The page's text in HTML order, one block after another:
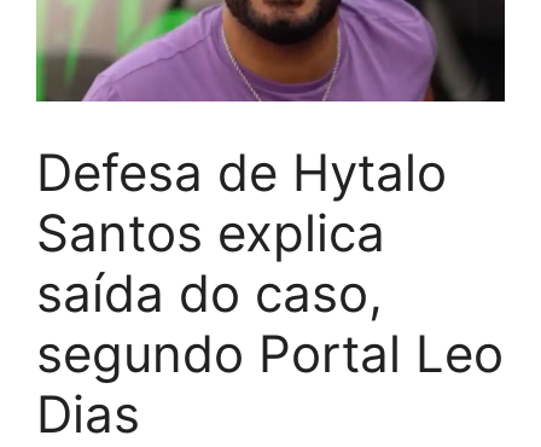
Defesa de Hytalo
Santos explica
saída do caso,
segundo Portal Leo
Dias